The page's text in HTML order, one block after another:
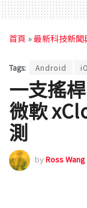
首頁 »最新科技新聞
Tags: Android
一支搖
微軟
測
byRoss Wang